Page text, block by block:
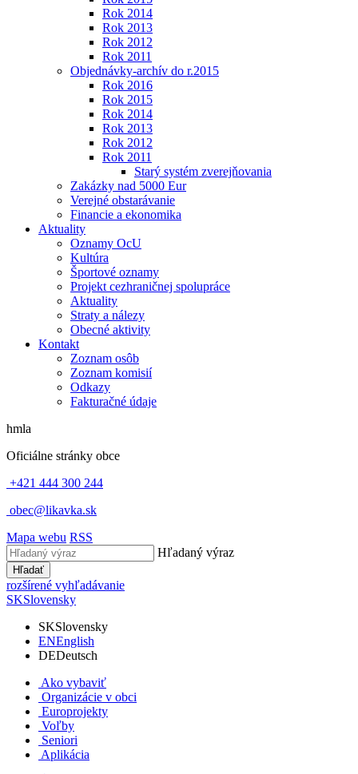
Rok 2014
Rok 2013
Rok 2012
Rok 2011
Objednávky-archív do r.2015
Rok 2016
Rok 2015
Rok 2014
Rok 2013
Rok 2012
Rok 2011
Starý systém zverejňovania
Zakázky nad 5000 Eur
Verejné obstarávanie
Financie a ekonomika
Aktuality
Oznamy OcU
Kultúra
Športové oznamy
Projekt cezhraničnej spolupráce
Aktuality
Straty a nálezy
Obecné aktivity
Kontakt
Zoznam osôb
Zoznam komisií
Odkazy
Fakturačné údaje
hmla
Oficiálne stránky obce
+421 444 300 244
obec@likavka.sk
Mapa webu RSS
Hľadaný výraz
Hľadať
rozšírené vyhľadávanie
SKSlovensky
SKSlovensky
ENEnglish
DEDeutsch
Ako vybaviť
Organizácie v obci
Europrojekty
Voľby
Seniori
Aplikácia